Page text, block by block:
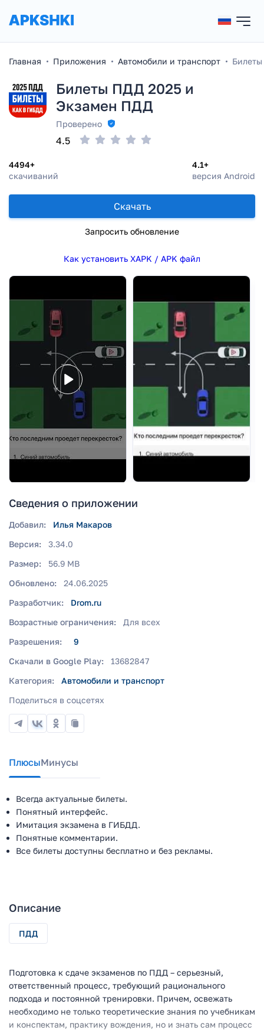
Главная Приложения Автомобили и транспорт
Билеты ПДД 2025 и
Экзамен ПДД
Проверено
4494+
скачиваний
4.1+
версия Android
4.5
Скачать
Запросить обновление
Как установить XAPK / APK файл
Сведения о приложении
Добавил:
Илья Макаров
Версия:
3.34.0
Размер:
56.9 MB
Обновлено:
24.06.2025
Разработчик:
Drom.ru
Возрастные ограничения:
Для всех
Разрешения:
9
Скачали в Google Play:
13682847
Категория:
Автомобили и транспорт
Поделиться в соцсетях
ПлюсыМинусы
Всегда актуальные билеты.
Понятный интерфейс.
Имитация экзамена в ГИБДД.
Понятные комментарии.
Все билеты доступны бесплатно и без рекламы.
Описание
ПДД
Подготовка к сдаче экзаменов по ПДД – серьезный,
ответственный процесс, требующий рационального
подхода и постоянной тренировки. Причем, освежать
необходимо не только теоретические знания по учебникам
и конспектам, практику вождения, но и знать сам процесс